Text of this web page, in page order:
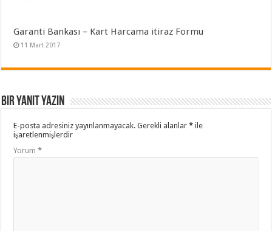
Garanti Bankası – Kart Harcama itiraz Formu
11 Mart 2017
Bir yanıt yazın
E-posta adresiniz yayınlanmayacak. Gerekli alanlar* ile
işaretlenmişlerdir
Yorum*